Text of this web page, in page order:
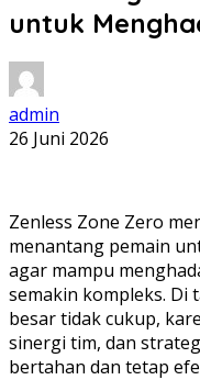
untuk
admin
26 Juni 2026
Zenless Zone Zero
menantang pemain
agar mampu
semakin kompleks. Di
besar tidak cukup,
sinergi tim, dan
bertahan dan tetap